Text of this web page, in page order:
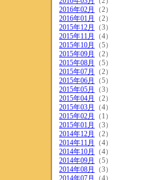
2016年02月
（2）
2016年01月
（2）
2015年12月
（3）
2015年11月
（4）
2015年10月
（5）
2015年09月
（2）
2015年08月
（5）
2015年07月
（2）
2015年06月
（5）
2015年05月
（3）
2015年04月
（2）
2015年03月
（4）
2015年02月
（1）
2015年01月
（3）
2014年12月
（2）
2014年11月
（4）
2014年10月
（4）
2014年09月
（5）
2014年08月
（3）
2014年07月
（4）